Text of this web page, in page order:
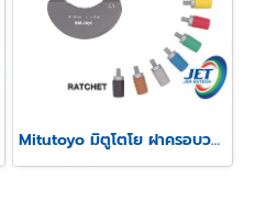
Mitutoyo มิตูโตโย ฝาครอบวงล้อและสปีดเดอร์ไมโครมิเตอร์